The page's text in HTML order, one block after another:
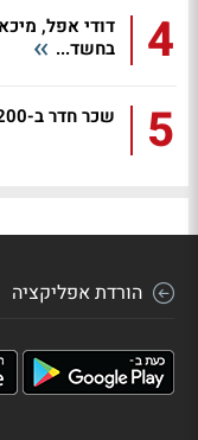
4
דודי אפל,
בחשד...
5 שכר חדר ב-200 דולר - וזכה במחצית מדירת המנוחה
הורדת אפליקציה